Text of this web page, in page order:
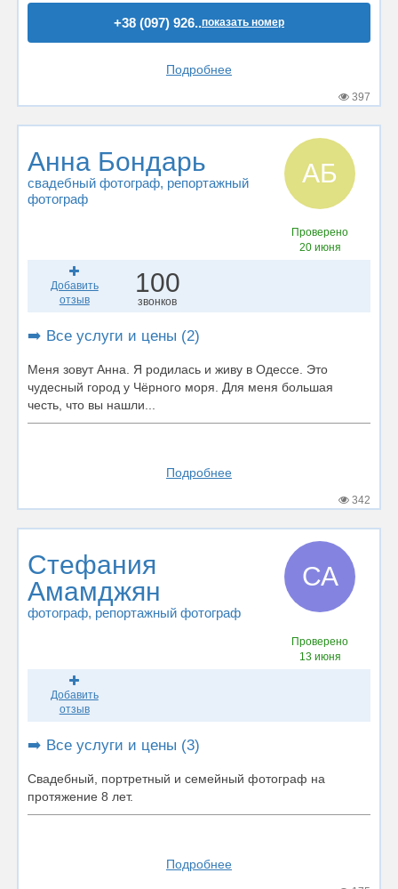
+38 (097) 926..показать номер
Подробнее
397
Анна Бондарь
свадебный фотограф, репортажный
фотограф
АБ
Проверено
20 июня
Добавить
отзыв
100
звонков
➡️ Все услуги и цены (2)
Меня зовут Анна. Я родилась и живу в Одессе. Это
чудесный город у Чёрного моря. Для меня большая
честь, что вы нашли...
Подробнее
342
Стефания
Амамджян
фотограф, репортажный фотограф
СА
Проверено
13 июня
Добавить
отзыв
➡️ Все услуги и цены (3)
Свадебный, портретный и семейный фотограф на
протяжение 8 лет.
Подробнее